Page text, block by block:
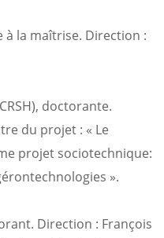
à la maîtrise. Direction :
doctorante.
du projet : « Le
projet sociotechnique:
».
Direction : François